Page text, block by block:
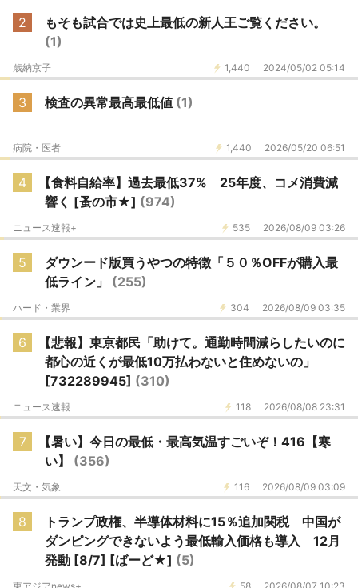
2
もそも試合では史上最低の新人王ご覧ください。
(1)
1,440 2024/05/02 05:14
歳納京子
3 検査の異常最高最低値 (1)
1,440 2026/05/20 06:51
病院・医者
4
【食料自給率】過去最低37% 25年度、コメ消費減
響く [蚤の市★] (974)
535 2026/08/09 03:26
ニュース速報+
5
ダウンード版買うやつの特徴「５０％OFFが購入最
低ライン」 (255)
304 2026/08/09 03:35
ハード・業界
6
【悲報】東京都民「助けて。通勤時間減らしたいのに
都心の近くが最低10万払わないと住めないの」
[732289945] (310)
118 2026/08/08 23:31
ニュース速報
7
【暑い】今日の最低・最高気温すごいぞ！416【寒
い】 (356)
116 2026/08/09 03:09
天文・気象
8
トランプ政権、半導体材料に15％追加関税 中国が
ダンピングできないよう最低輸入価格も導入 12月
発動 [8/7] [ばーど★] (5)